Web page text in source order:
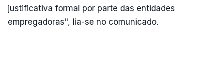
justificativa formal por parte das entidades
empregadoras", lia-se no comunicado.